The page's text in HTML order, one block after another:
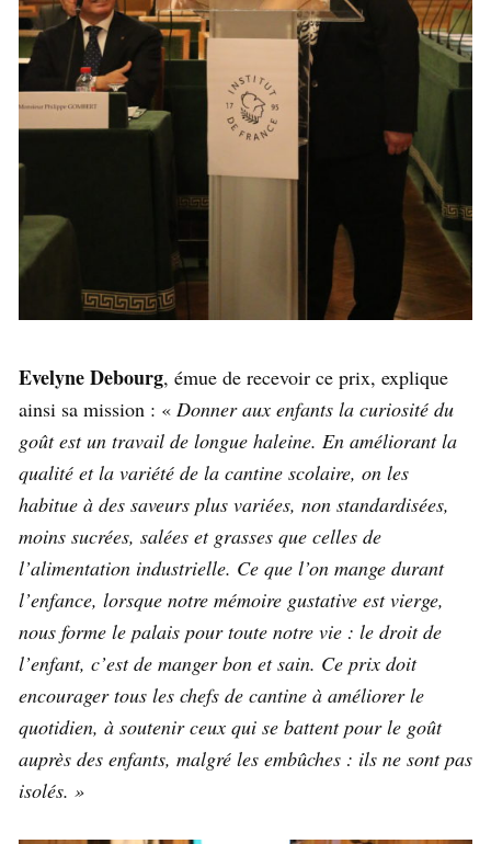
Evelyne Debourg, émue de recevoir ce prix, explique
ainsi sa mission : « Donner aux enfants la curiosité du
goût est un travail de longue haleine. En améliorant la
qualité et la variété de la cantine scolaire, on les
habitue à des saveurs plus variées, non standardisées,
moins sucrées, salées et grasses que celles de
l’alimentation industrielle. Ce que l’on mange durant
l’enfance, lorsque notre mémoire gustative est vierge,
nous forme le palais pour toute notre vie : le droit de
l’enfant, c’est de manger bon et sain. Ce prix doit
encourager tous les chefs de cantine à améliorer le
quotidien, à soutenir ceux qui se battent pour le goût
auprès des enfants, malgré les embûches : ils ne sont pas
isolés. »